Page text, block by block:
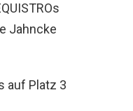
Jahncke
auf Platz 3